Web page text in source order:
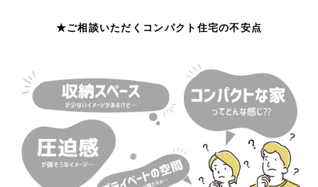
★ご相談いただくコンパクト住宅の不安点